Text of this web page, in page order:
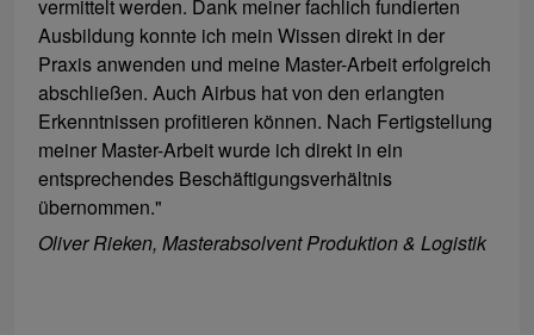
vermittelt werden. Dank meiner fachlich fundierten
Ausbildung konnte ich mein Wissen direkt in der
Praxis anwenden und meine Master-Arbeit erfolgreich
abschließen. Auch Airbus hat von den erlangten
Erkenntnissen profitieren können. Nach Fertigstellung
meiner Master-Arbeit wurde ich direkt in ein
entsprechendes Beschäftigungsverhältnis
übernommen."
Oliver Rieken, Masterabsolvent Produktion & Logistik